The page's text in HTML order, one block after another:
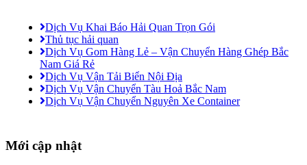
Dịch Vụ Khai Báo Hải Quan Trọn Gói
Thủ tục hải quan
Dịch Vụ Gom Hàng Lẻ – Vận Chuyển Hàng Ghép Bắc
Nam Giá Rẻ
Dịch Vụ Vận Tải Biển Nội Địa
Dịch Vụ Vận Chuyển Tàu Hoả Bắc Nam
Dịch Vụ Vận Chuyển Nguyên Xe Container
Mới cập nhật